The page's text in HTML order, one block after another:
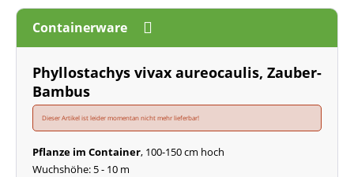
Containerware
Phyllostachys vivax aureocaulis, Zauber-
Bambus
Dieser Artikel ist leider momentan nicht mehr lieferbar!
Pflanze im Container, 100-150 cm hoch
Wuchshöhe: 5 - 10 m